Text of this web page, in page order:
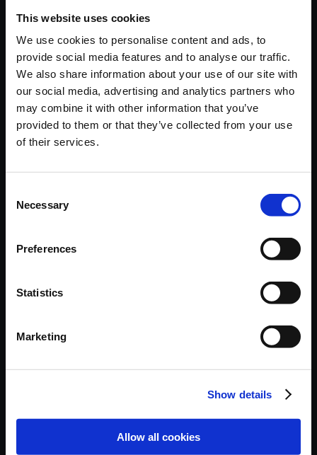
This website uses cookies
We use cookies to personalise content and ads, to
provide social media features and to analyse our traffic.
We also share information about your use of our site with
our social media, advertising and analytics partners who
may combine it with other information that you’ve
provided to them or that they’ve collected from your use
of their services.
Selection
Necessary
Preferences
Statistics
Marketing
Show details
Allow all cookies
【単曲】ロックマン4 サウンド
コレクション LAST BOSS
150円
おすすめ商品
ンX7 サウン....
ンX6 サウン....
ン4 サウンド...